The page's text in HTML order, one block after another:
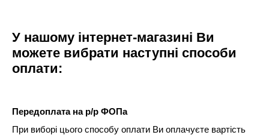
У нашому інтернет-магазині Ви
можете вибрати наступні способи
оплати:
Передоплата на р/р ФОПа
При виборі цього способу оплати Ви оплачуєте вартість